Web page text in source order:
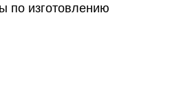
по изготовлению